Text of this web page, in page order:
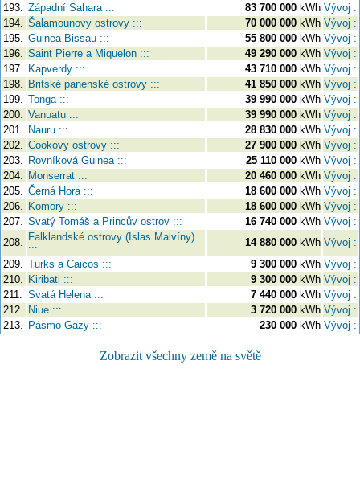
193. Západní Sahara ::: 83 700 000 kWh Vývoj :
194. Šalamounovy ostrovy ::: 70 000 000 kWh Vývoj :
195. Guinea-Bissau ::: 55 800 000 kWh Vývoj :
196. Saint Pierre a Miquelon ::: 49 290 000 kWh Vývoj :
197. Kapverdy ::: 43 710 000 kWh Vývoj :
198. Britské panenské ostrovy ::: 41 850 000 kWh Vývoj :
199. Tonga ::: 39 990 000 kWh Vývoj :
200. Vanuatu ::: 39 990 000 kWh Vývoj :
201. Nauru ::: 28 830 000 kWh Vývoj :
202. Cookovy ostrovy ::: 27 900 000 kWh Vývoj :
203. Rovníková Guinea ::: 25 110 000 kWh Vývoj :
204. Monserrat ::: 20 460 000 kWh Vývoj :
205. Černá Hora ::: 18 600 000 kWh Vývoj :
206. Komory ::: 18 600 000 kWh Vývoj :
207. Svatý Tomáš a Princův ostrov ::: 16 740 000 kWh Vývoj :
208. Falklandské ostrovy (Islas Malvíny)
:::
14 880 000 kWh Vývoj :
209. Turks a Caicos ::: 9 300 000 kWh Vývoj :
210. Kiribati ::: 9 300 000 kWh Vývoj :
211. Svatá Helena ::: 7 440 000 kWh Vývoj :
212. Niue ::: 3 720 000 kWh Vývoj :
213. Pásmo Gazy ::: 230 000 kWh Vývoj :
Zobrazit všechny země na světě